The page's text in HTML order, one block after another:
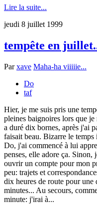
Lire la suite...
jeudi 8 juillet 1999
tempête en
Parxave Maha-ha viiiiie...
Do
taf
Hier, je me suis pris une
pleines baignoires lors que
a duré dix bornes, après j'ai
faisait beau. Bizarre le
Do, j'ai commencé à lui
penses, elle adore ça.
ouvrir un compte pour mon
peu: trajets et
dix heures de route pour une
minutes... Au secours,
minute: j'irai à...